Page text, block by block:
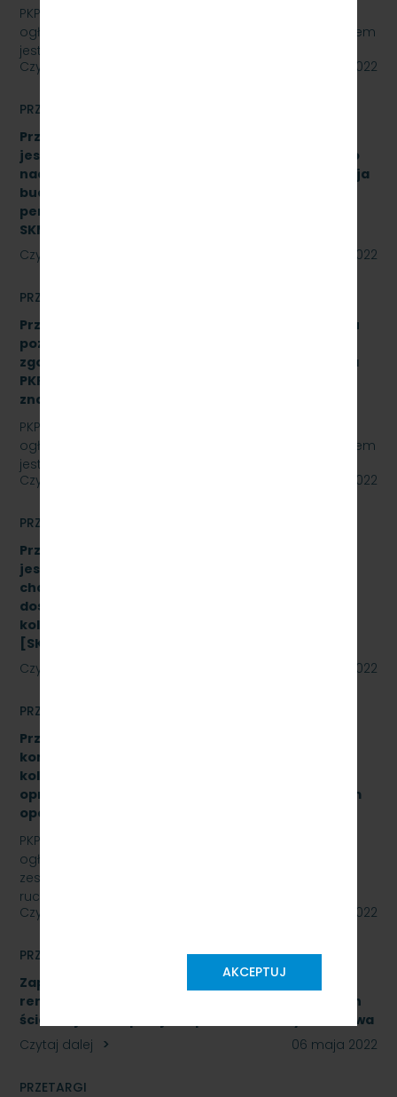
AKCEPTUJ
PKP SZYBKA KOLEJ MIEJSKA W TRÓJMIEŚCIE Sp. z o.o.
ogłasza przetarg nieograniczony, którego przedmiotem
jest „sukcesywna dostawa do siedziby…
Czytaj dalej
27 maja 2022
PRZETARGI
Przetarg nieograniczony, którego przedmiotem
jest świadczenie usługi pełnienia kompleksowego
nadzoru inwestorskiego dla zadania „Modernizacja
budynku Dworca Podmiejskiego w Gdyni oraz
peronu SKM na stacji Gdynia Główna” Znak:
SKMMU.086.27.22
Czytaj dalej
24 maja 2022
PRZETARGI
Przetarg nieograniczony na wykonanie przeglądu
poziomu utrzymania P4 drezyny DH.350.11 nr 16
zgodnie z Dokumentacją Systemu Utrzymania dla
PKP Szybka Kolej Miejska w Trójmieście Sp. z o.o.,
znak sprawy: SKMMU.086.24.22
PKP SZYBKA KOLEJ MIEJSKA W TRÓJMIEŚCIE Sp. z o.o.
ogłasza przetarg nieograniczony, którego przedmiotem
jest wykonanie przeglądu poziomu utrzymania P4…
Czytaj dalej
20 maja 2022
PRZETARGI
Przetarg nieograniczony, którego przedmiotem
jest Dostawę stanowiska do badania
charakterystyk zderzaków kolejowych oraz
dostawę fabrycznie nowych sprężarek do taboru
kolejowego- 10 szt. (dwa zadania)
[SKMMU.086.23.22]
Czytaj dalej
19 maja 2022
PRZETARGI
Przetarg nieograniczony na wymianę zestawów
komputerowych urządzeń sterowania ruchem
kolejowym wraz z dokonaniem konfiguracji
oprogramowania systemu ILTOR-2 wraz z prawem
opcji - znak: SKMMU.086.16.22
PKP SZYBKA KOLEJ MIEJSKA W TRÓJMIEŚCIE Sp. z o.o.
ogłasza przetarg nieograniczony na wymianę
zestawów komputerowych urządzeń sterowania
ruchem…
Czytaj dalej
09 maja 2022
PRZETARGI
Zapytanie ofertowe na wykonanie prac
remontowych polegających na naprawie okładzin
ścian zejścia do przejścia pod torami Gdynia Cisowa
Czytaj dalej
06 maja 2022
PRZETARGI